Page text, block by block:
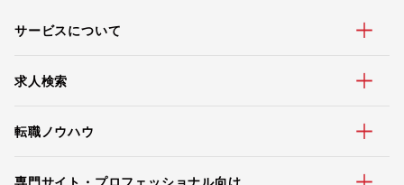
サービスについて
求人検索
転職ノウハウ
専門サイト・プロフェッショナル向け